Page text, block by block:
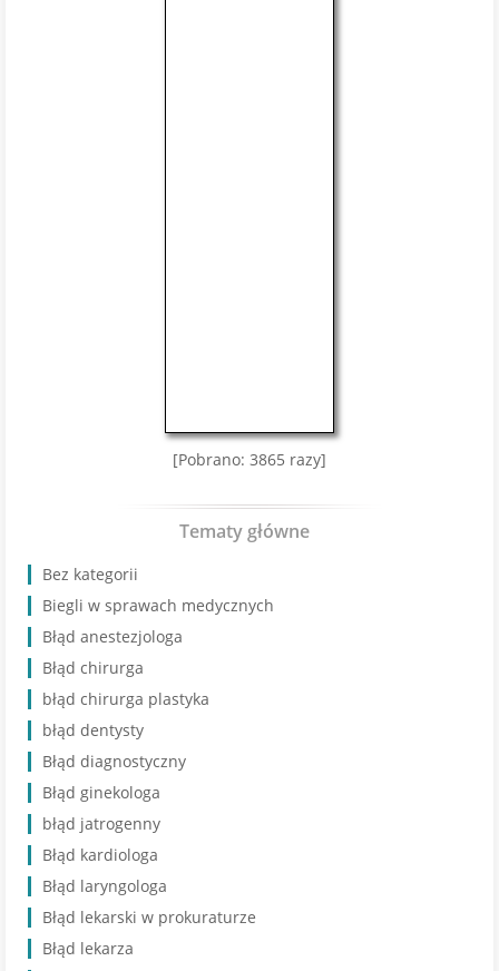
[Pobrano: 3865 razy]
Tematy główne
Bez kategorii
Biegli w sprawach medycznych
Błąd anestezjologa
Błąd chirurga
błąd chirurga plastyka
błąd dentysty
Błąd diagnostyczny
Błąd ginekologa
błąd jatrogenny
Błąd kardiologa
Błąd laryngologa
Błąd lekarski w prokuraturze
Błąd lekarza